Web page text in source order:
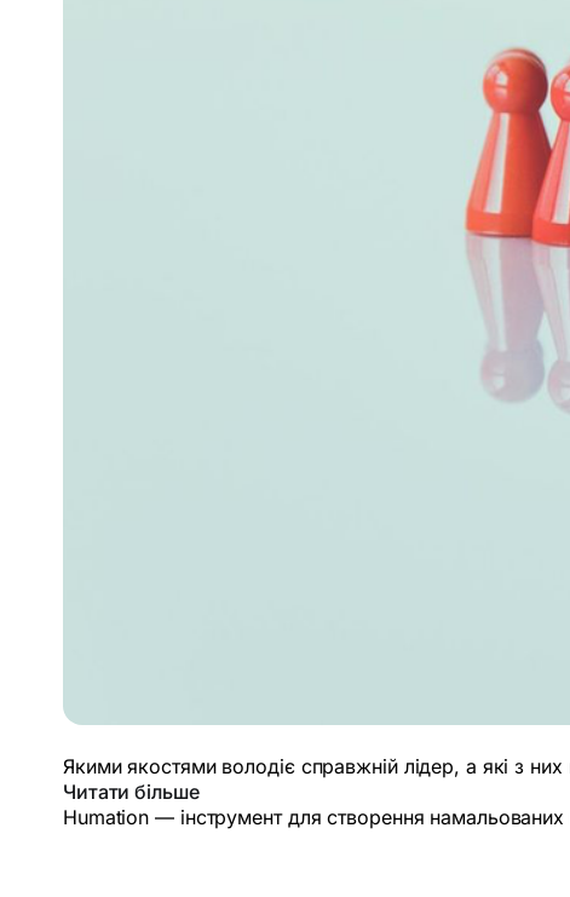
Якими якостями володіє справжній лідер, а які з них
Читати більше
Humation — інструмент для створення намальованих